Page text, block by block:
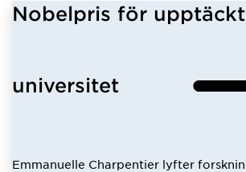
Nobelpris för
universitet
Emmanuelle Charpentier lyfter